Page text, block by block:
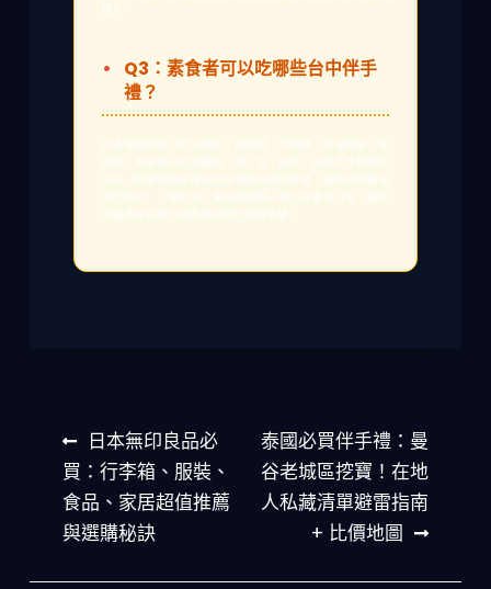
Q3：素食者可以吃哪些台中伴手
禮？
許多傳統糕餅（如太陽餅、鳳梨酥、芋頭酥、奶油酥餅、檸
檬餅）本身成分就是麵粉、糖、油、餡料，通常不含動物性
成分（但最好還是確認店家包裝或詢問店員，避免使用豬油
或含蛋奶）。蜜麻花、東泉辣椒醬一般也是素食可食。購買
時留意產品標示或直接詢問店家最準確。
文
章
導
覽
日本無印良品必
買：行李箱、服裝、
食品、家居超值推薦
與選購秘訣
泰國必買伴手禮：曼
谷老城區挖寶！在地
人私藏清單避雷指南
+ 比價地圖